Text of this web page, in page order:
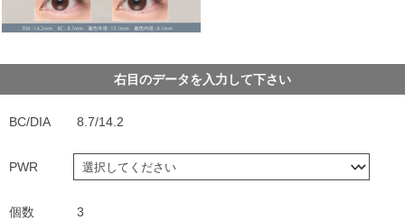
右目のデータを入力して下さい
BC/DIA 8.7/14.2
PWR
個数 3